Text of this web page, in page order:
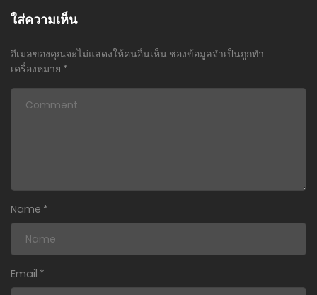
ใส่ความเห็น
อีเมลของคุณจะไม่แสดงให้คนอื่นเห็น ช่องข้อมูลจำเป็นถูกทำ
เครื่องหมาย *
Name *
Email *